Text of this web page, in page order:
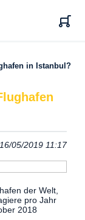
in Istanbul?
16/05/2019 11:17
der Welt,
pro Jahr
2018